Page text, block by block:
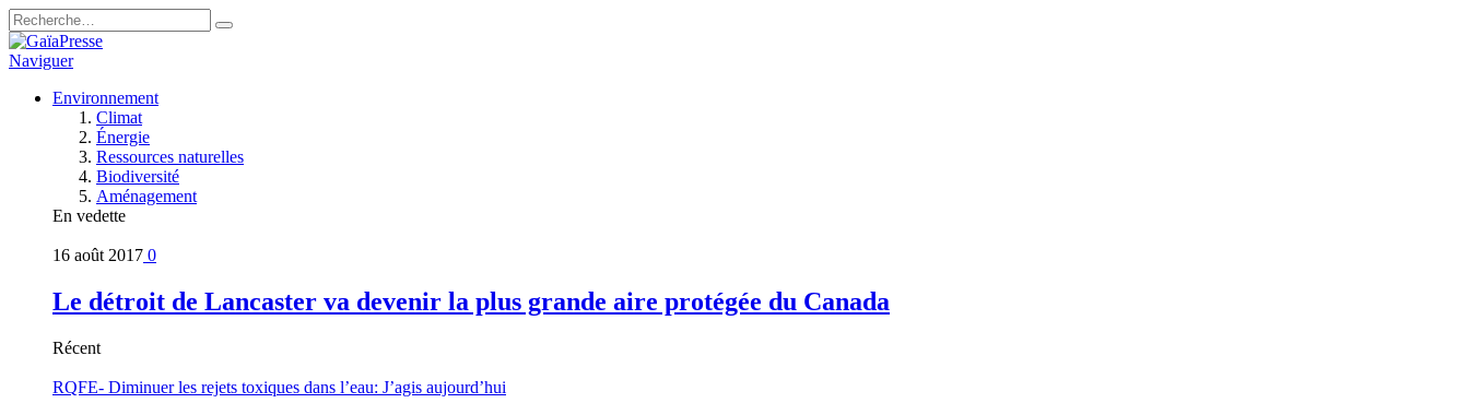
Naviguer
Environnement
Climat
Énergie
Ressources naturelles
Biodiversité
Aménagement
En vedette
16 août 2017 0
Le détroit de Lancaster va devenir la plus grande aire protégée du Canada
Récent
RQFE- Diminuer les rejets toxiques dans l’eau: J’agis aujourd’hui